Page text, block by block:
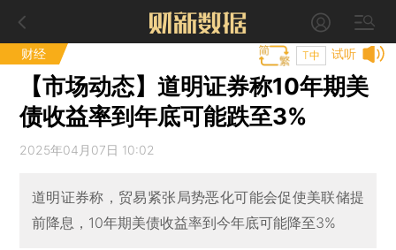
财经 试听
T中
【市场动态】道明证券称10年期美
债收益率到年底可能跌至3%
2025年04月07日 10:02
道明证券称，贸易紧张局势恶化可能会促使美联储提
前降息，10年期美债收益率到今年底可能降至3%